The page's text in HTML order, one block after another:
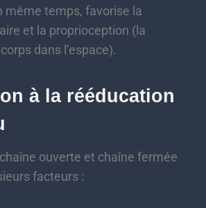
même temps, favorise la
et la proprioception (la
dans l’espace).
à la rééducation
ouverte et chaîne fermée
facteurs :